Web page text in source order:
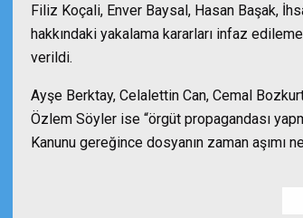
Filiz Koçali, Enver Baysal, Hasan Başak,
hakkındaki yakalama kararları infaz
verildi.
Ayşe Berktay, Celalettin Can, Cemal
Özlem Söyler ise “örgüt propagandası
Kanunu gereğince dosyanın zaman aşımı